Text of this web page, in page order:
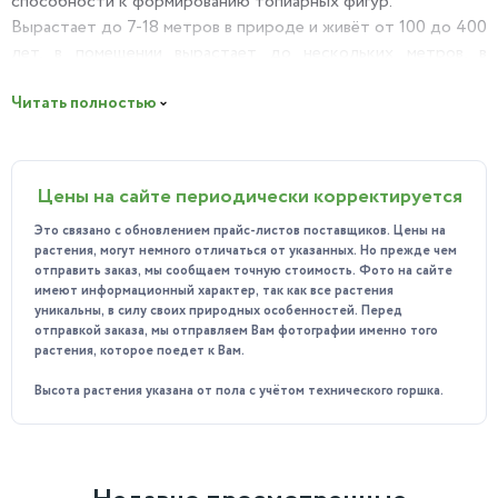
Вырастает до 7-18 метров в природе и живёт от 100 до 400
гладкие, элегантные длиной 3-6 см, шириной 2-4 см, с
лимонного цвета, диаметром около 1 см, растут парами
блестящие черные ягоды, содержащие одно семя.
Лавр считали священным деревом, его венками украшали
головы победителей в Древней Греции. Листья и веточки
лавра были символом победы, славы, величия.
Польза:
Лавр благородный пряное, эфирное и целебное растение.
практическую пользу. Его листья используются в кулинарии
для приготовления различных блюд, таких как супы, соусы,
Читать полностью
Цены на сайте периодически корректируется
Это связано с обновлением прайс-листов поставщиков. Цены на
растения, могут немного отличаться от указанных. Но прежде чем
отправить заказ, мы сообщаем точную стоимость. Фото на сайте
имеют информационный характер, так как все растения
уникальны, в силу своих природных особенностей. Перед
отправкой заказа, мы отправляем Вам фотографии именно того
растения, которое поедет к Вам.
Высота растения указана от пола с учётом технического горшка.